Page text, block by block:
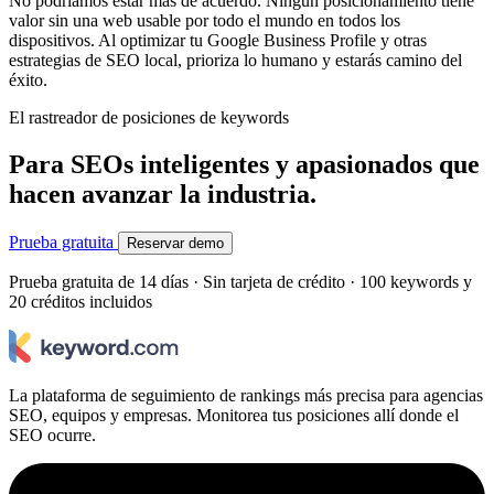
valor sin una web usable por todo el mundo en todos los
dispositivos. Al optimizar tu Google Business Profile y otras
estrategias de SEO local, prioriza lo humano y estarás camino del
éxito.
El rastreador de posiciones de keywords
Para SEOs inteligentes y apasionados que
hacen avanzar la industria.
Prueba gratuita Reservar demo
Prueba gratuita de 14 días · Sin tarjeta de crédito · 100 keywords y
20 créditos incluidos
La plataforma de seguimiento de rankings más precisa para agencias
SEO, equipos y empresas. Monitorea tus posiciones allí donde el
SEO ocurre.